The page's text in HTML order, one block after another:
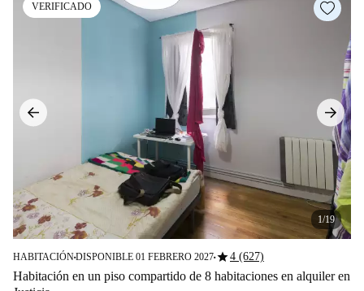
VERIFICADO
1/19
HABITACIÓN■DISPONIBLE 01 FEBRERO 2027■star4 (627)
Habitación en un piso compartido de 8 habitaciones en alquiler en